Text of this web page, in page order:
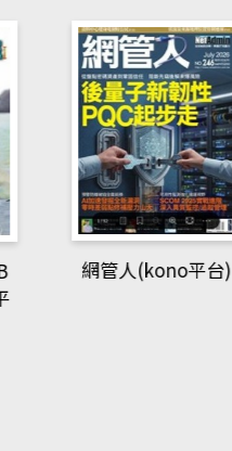
Developmetal cell